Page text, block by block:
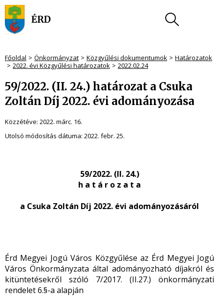
Főoldal Önkormányzat Közgyűlési dokumentumok
Határozatok
2022. évi Közgyűlési határozatok
2022.02.24
59/2022. (II. 24.) határozat a Csuka
Zoltán Díj 2022. évi adományozása
Közzétéve: 2022. márc. 16.
Utolsó módosítás dátuma: 2022. febr. 25.
59/2022. (II. 24.)
h a t á r o z a t a
a Csuka Zoltán Díj 2022. évi adományozásáról
Érd Megyei Jogú Város Közgyűlése az Érd Megyei Jogú
Város Önkormányzata által adományozható díjakról és
kitüntetésekről szóló 7/2017. (II.27.) önkormányzati
rendelet 6.§-a alapján